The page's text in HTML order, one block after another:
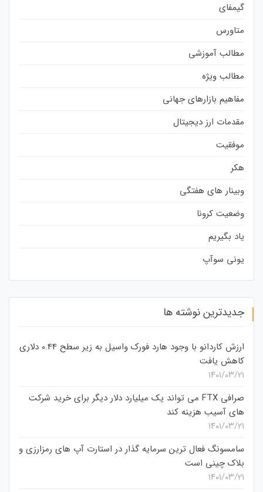
گیمفای
متاورس
مطالب آموزشی
مطالب ویژه
مفاهیم بازارهای جهانی
مقدمات ارز دیجیتال
موفقیت
هکر
وبینار های هفتگی
وضعیت کرونا
یاد بگیریم
یونی سوآپ
جدیدترین نوشته ها
ارزش کاردانو با وجود هارد فورک واسیل به زیر سطح 0.44 دلاری
کاهش یافت
۱۴۰۱/۰۳/۲۱
صرافی FTX می تواند یک میلیارد دلار دیگر برای خرید شرکت
های آسیب هزینه کند
۱۴۰۱/۰۳/۲۱
سامسونگ فعال‌ ترین سرمایه‌ گذار در استارت‌ آپ‌ های رمزارزی و
بلاک چینی است
۱۴۰۱/۰۳/۲۱